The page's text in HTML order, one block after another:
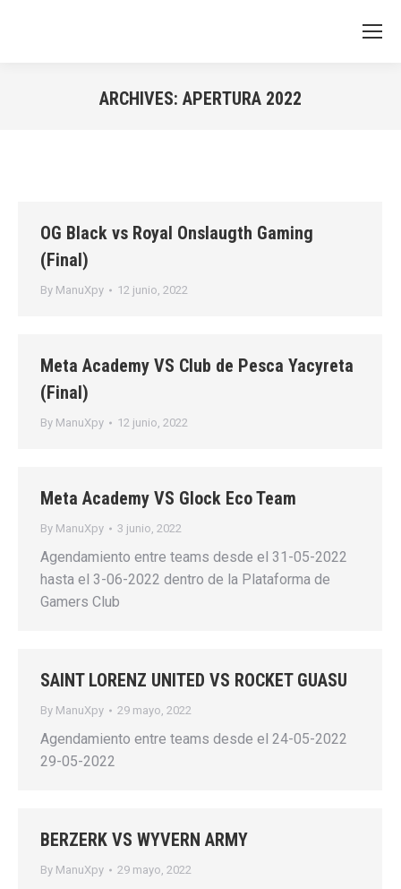
ARCHIVES: APERTURA 2022
OG Black vs Royal Onslaugth Gaming
(Final)
By ManuXpy 12 junio, 2022
Meta Academy VS Club de Pesca Yacyreta
(Final)
By ManuXpy 12 junio, 2022
Meta Academy VS Glock Eco Team
By ManuXpy 3 junio, 2022
Agendamiento entre teams desde el 31-05-2022
hasta el 3-06-2022 dentro de la Plataforma de
Gamers Club
SAINT LORENZ UNITED VS ROCKET GUASU
By ManuXpy 29 mayo, 2022
Agendamiento entre teams desde el 24-05-2022
29-05-2022
BERZERK VS WYVERN ARMY
By ManuXpy 29 mayo, 2022